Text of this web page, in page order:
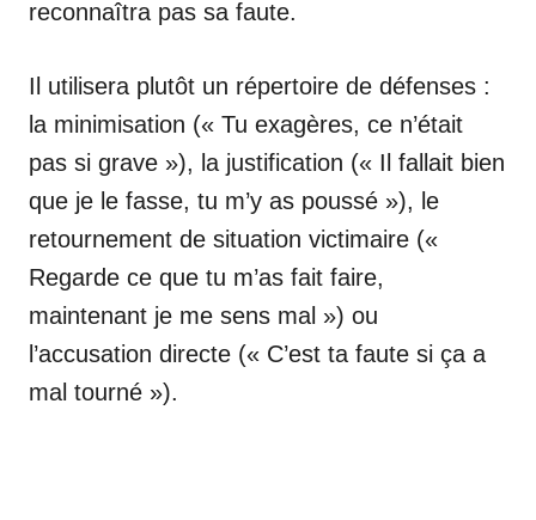
reconnaîtra pas sa faute.
Il utilisera plutôt un répertoire de défenses :
la minimisation (« Tu exagères, ce n’était
pas si grave »), la justification (« Il fallait bien
que je le fasse, tu m’y as poussé »), le
retournement de situation victimaire («
Regarde ce que tu m’as fait faire,
maintenant je me sens mal ») ou
l’accusation directe (« C’est ta faute si ça a
mal tourné »).